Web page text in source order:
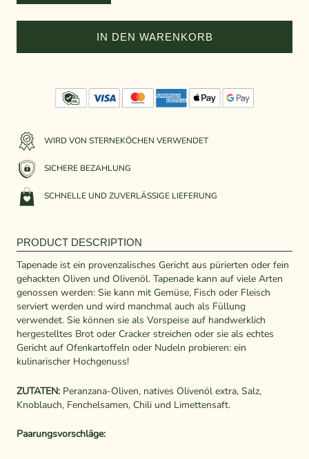
IN DEN WARENKORB
WIRD VON STERNEKÖCHEN VERWENDET
SICHERE BEZAHLUNG
SCHNELLE UND ZUVERLÄSSIGE LIEFERUNG
PRODUCT DESCRIPTION
Tapenade ist ein provenzalisches Gericht aus pürierten oder fein
gehackten Oliven und Olivenöl. Tapenade kann auf viele Arten
genossen werden: Sie kann mit Gemüse, Fisch oder Fleisch
serviert werden und wird manchmal auch als Füllung
verwendet. Sie können sie als Vorspeise auf handwerklich
hergestelltes Brot oder Cracker streichen oder sie als echtes
Gericht auf Ofenkartoffeln oder Nudeln probieren: ein
kulinarischer Hochgenuss!
ZUTATEN: Peranzana-Oliven, natives Olivenöl extra, Salz,
Knoblauch, Fenchelsamen, Chili und Limettensaft.
Paarungsvorschläge: